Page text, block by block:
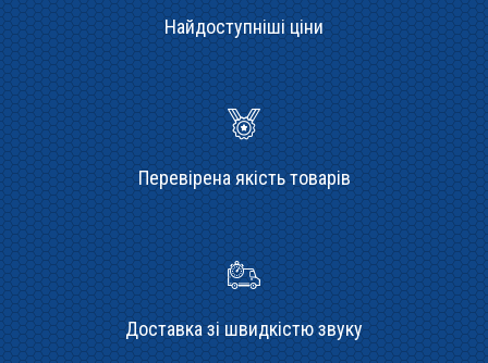
Найдоступніші ціни
Перевірена якість товарів
Доставка зі швидкістю звуку